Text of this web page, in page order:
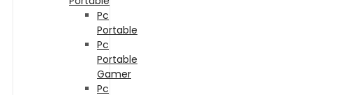
Pc
Portable
Pc
Portable
Gamer
Pc